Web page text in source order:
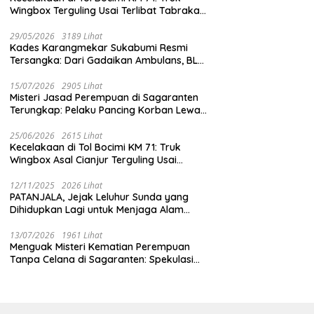
Wingbox Terguling Usai Terlibat Tabrakan
29/05/2026 3189 Lihat
Kades Karangmekar Sukabumi Resmi
Tersangka: Dari Gadaikan Ambulans, BLT
15/07/2026 2905 Lihat
Misteri Jasad Perempuan di Sagaranten
Terungkap: Pelaku Pancing Korban Lewat
25/06/2026 2615 Lihat
Kecelakaan di Tol Bocimi KM 71: Truk
Wingbox Asal Cianjur Terguling Usai
RS Sekarwangi
12/11/2025 2026 Lihat
PATANJALA, Jejak Leluhur Sunda yang
Dihidupkan Lagi untuk Menjaga Alam
13/07/2026 1961 Lihat
Menguak Misteri Kematian Perempuan
Tanpa Celana di Sagaranten: Spekulasi